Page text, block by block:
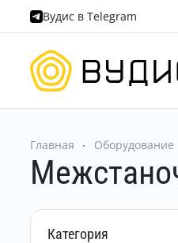
Вудис в Telegram
Главная Оборудование
Категория